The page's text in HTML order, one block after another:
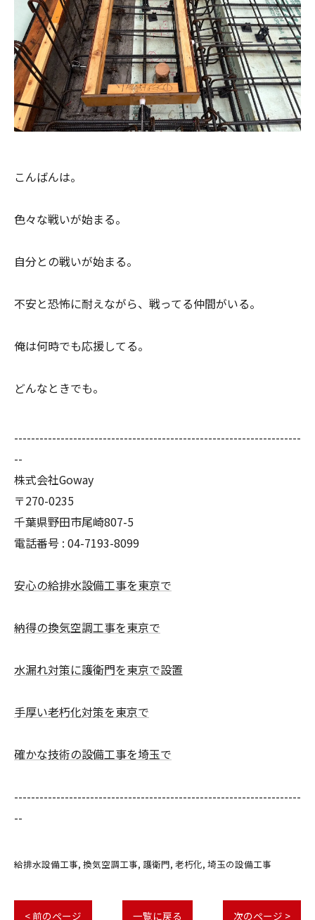
こんばんは。
色々な戦いが始まる。
自分との戦いが始まる。
不安と恐怖に耐えながら、戦ってる仲間がいる。
俺は何時でも応援してる。
どんなときでも。
--------------------------------------------------------------------
--
株式会社Goway
〒270-0235
千葉県野田市尾崎807-5
電話番号 : 04-7193-8099
安心の給排水設備工事を東京で
納得の換気空調工事を東京で
水漏れ対策に護衛門を東京で設置
手厚い老朽化対策を東京で
確かな技術の設備工事を埼玉で
--------------------------------------------------------------------
--
給排水設備工事 換気空調工事 護衛門 老朽化 埼玉の設備工事
< 前のページ 一覧に戻る 次のページ >